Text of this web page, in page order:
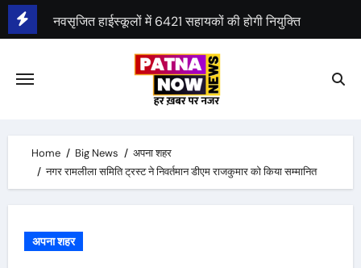
Skip
to
नवसृजित हाईस्कूलों में 6421 सहायकों की होगी नियुक्ति
बिहार कैबिनेट ने 46 एजेंडों पर मुहर लगाई
Home Big News
अपना शहर
नगर रामलीला समिति ट्रस्ट ने निवर्तमान डीएम राजकुमार को किया सम्मानित
अपना शहर